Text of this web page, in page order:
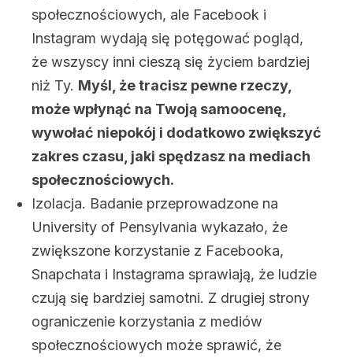
społecznościowych, ale Facebook i
Instagram wydają się potęgować pogląd,
że wszyscy inni cieszą się życiem bardziej
niż Ty. Myśl, że tracisz pewne rzeczy,
może wpłynąć na Twoją samoocenę,
wywołać niepokój i dodatkowo zwiększyć
zakres czasu, jaki spędzasz na mediach
społecznościowych.
Izolacja. Badanie przeprowadzone na
University of Pensylvania wykazało, że
zwiększone korzystanie z Facebooka,
Snapchata i Instagrama sprawiają, że ludzie
czują się bardziej samotni. Z drugiej strony
ograniczenie korzystania z mediów
społecznościowych może sprawić, że